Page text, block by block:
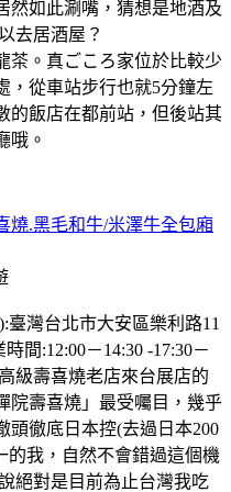
然如此涮嘴，猜想是地酒及
去居酒屋？
茶。真ごころ家位於比較少
，從車站步行也就5分鐘左
的飯店在都前站，但後站其
哦。
燒.黑毛和牛/米澤牛全包廂
灣台北市大安區樂利路11
間:12:00－14:30 -17:30－
級壽喜燒老店來台展店的
院壽喜燒」最受囑目，幾乎
頭徹底日本控(去過日本200
的我，自然不會錯過這個機
絕對是目前為止台灣我吃